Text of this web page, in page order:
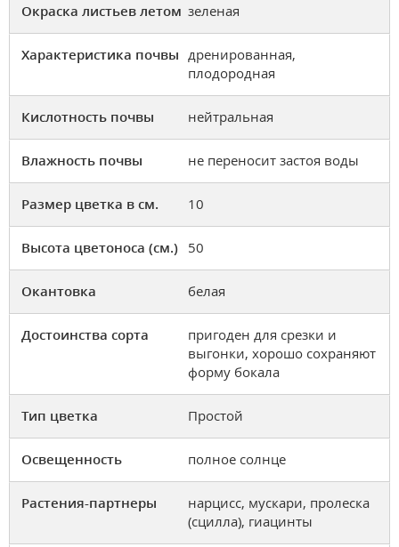
Окраска листьев летом зеленая
Характеристика почвы дренированная,
плодородная
Кислотность почвы нейтральная
Влажность почвы не переносит застоя воды
Размер цветка в см. 10
Высота цветоноса (см.) 50
Окантовка белая
Достоинства сорта
пригоден для срезки и
выгонки, хорошо сохраняют
форму бокала
Тип цветка Простой
Освещенность полное солнце
Растения-партнеры
нарцисс, мускари, пролеска
(сцилла), гиацинты